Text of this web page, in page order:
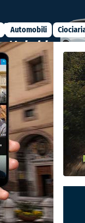
Automobili